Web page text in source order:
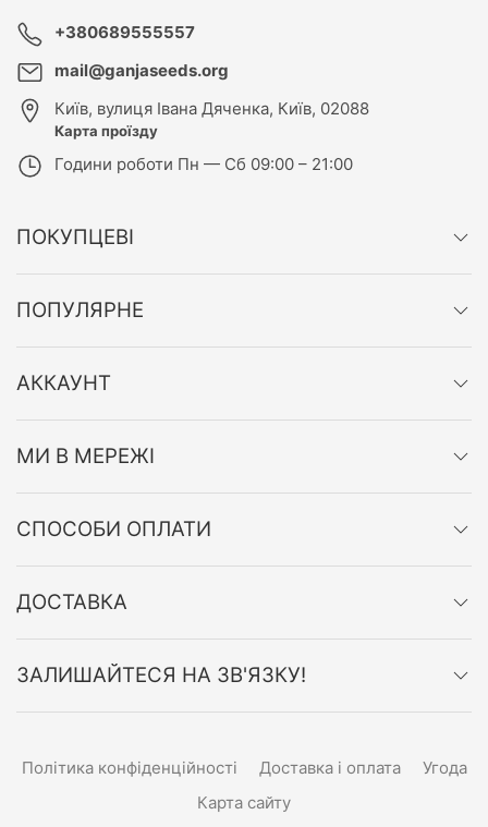
+380689555557
mail@ganjaseeds.org
Київ, вулиця Івана Дяченка, Київ, 02088
Карта проїзду
Години роботи Пн — Сб 09:00 – 21:00
ПОКУПЦЕВІ
ПОПУЛЯРНЕ
АККАУНТ
МИ В МЕРЕЖІ
СПОСОБИ ОПЛАТИ
ДОСТАВКА
ЗАЛИШАЙТЕСЯ НА ЗВ'ЯЗКУ!
Політика конфіденційності Доставка і оплата
Угода
Карта сайту